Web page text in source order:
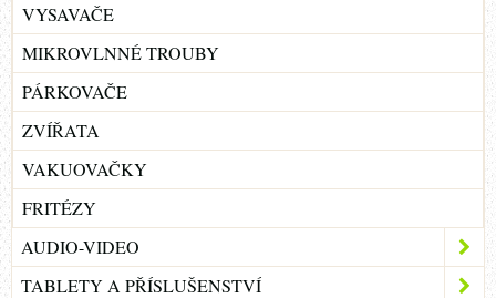
VYSAVAČE
MIKROVLNNÉ TROUBY
PÁRKOVAČE
ZVÍŘATA
VAKUOVAČKY
FRITÉZY
AUDIO-VIDEO
TABLETY A PŘÍSLUŠENSTVÍ